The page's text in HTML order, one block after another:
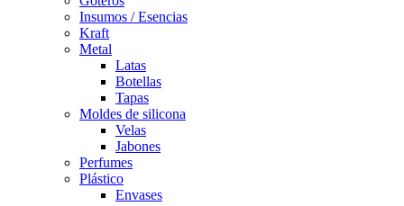
Insumos / Esencias
Kraft
Metal
Latas
Botellas
Tapas
Moldes de silicona
Velas
Jabones
Perfumes
Plástico
Envases